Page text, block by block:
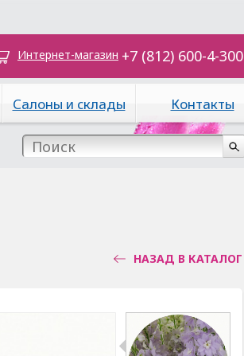
Интернет-магазин +7 (812) 600-4-300
Салоны и склады Контакты
НАЗАД В КАТАЛОГ